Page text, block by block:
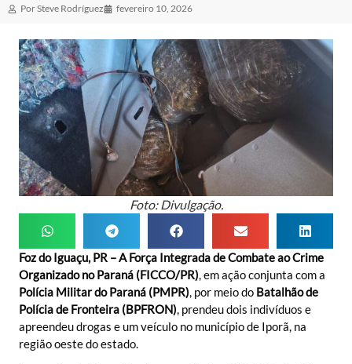
PorSteve Rodríguez fevereiro 10, 2026
Foto: Divulgação.
Foz do Iguaçu, PR – A Força Integrada de Combate ao Crime
Organizado no Paraná (FICCO/PR), em ação conjunta com a
Polícia Militar do Paraná (PMPR), por meio do Batalhão de
Polícia de Fronteira (BPFRON), prendeu dois indivíduos e
apreendeu drogas e um veículo no município de Iporã, na
região oeste do estado.